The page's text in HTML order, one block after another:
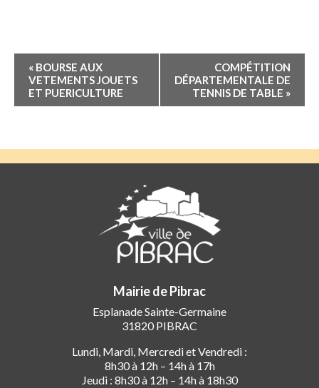
Navigation
Évènement
« BOURSE AUX
VETEMENTS JOUETS
ET PUERICULTURE
COMPÉTITION
DÉPARTEMENTALE DE
TENNIS DE TABLE »
Mairie de Pibrac
Esplanade Sainte-Germaine
31820 PIBRAC
Lundi, Mardi, Mercredi et Vendredi :
8h30 à 12h – 14h à 17h
Jeudi : 8h30 à 12h – 14h à 18h30